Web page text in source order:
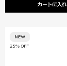
カートに入
25% OFF
NEW